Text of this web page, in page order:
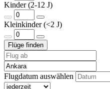
Kinder (2-12 J)
Kleinkinder (<2 J)
Flugdatum auswählen